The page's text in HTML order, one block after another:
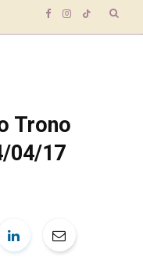
F
e
o
I T
Trono
04/17